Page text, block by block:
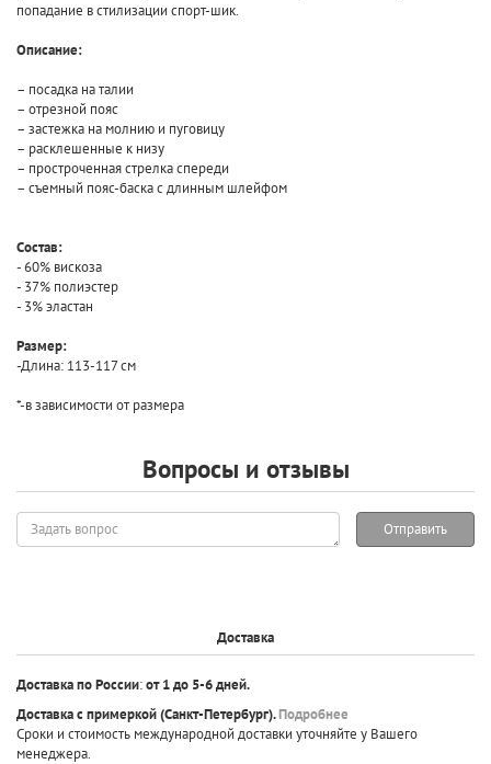
попадание в стилизации спорт-шик.
Описание:
– посадка на талии
– отрезной пояс
– застежка на молнию и пуговицу
– расклешенные к низу
– простроченная стрелка спереди
– съемный пояс-баска с длинным шлейфом
Состав:
- 60% вискоза
- 37% полиэстер
- 3% эластан
Размер:
-Длина: 113-117 см
*-в зависимости от размера
Вопросы и отзывы
Задать
вопрос
Отправить
Доставка
Доставка по России:от 1 до 5-6 дней.
Доставка с примеркой(Санкт-Петербург).Подробнее
Сроки и стоимость международной доставки уточняйте у Вашего
менеджера.